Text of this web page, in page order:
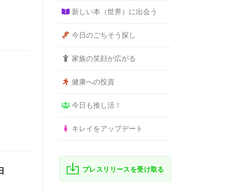
新しい本（世界）に出会う
今日のごちそう探し
家族の笑顔が広がる
健康への投資
今日も推し活！
キレイをアップデート
プレスリリースを受け取る